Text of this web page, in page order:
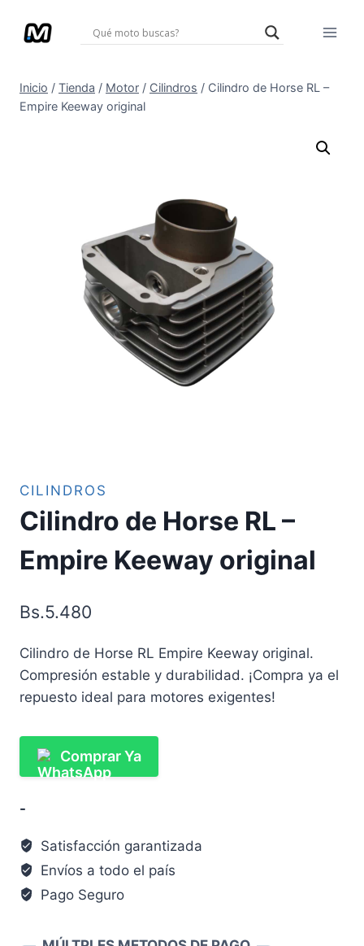
Inicio / Tienda / Motor / Cilindros / Cilindro de Horse RL –
Empire Keeway original
CILINDROS
Cilindro de Horse RL –
Empire Keeway original
Bs.5.480
Cilindro de Horse RL Empire Keeway original.
Compresión estable y durabilidad. ¡Compra ya el
repuesto ideal para motores exigentes!
Comprar Ya
-
Satisfacción garantizada
Envíos a todo el país
Pago Seguro